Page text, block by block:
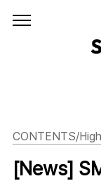
CONTENTS/
[News]